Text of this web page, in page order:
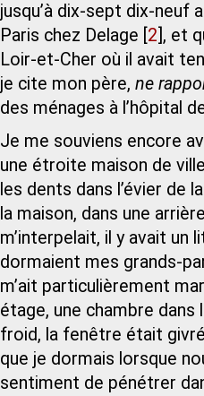
jusqu’à dix-sept dix-neuf
Paris chez Delage 2 , et
Loir‑et‑Cher où il avait
je cite mon père, ne
des ménages à l’hôpital
Je me souviens encore
une étroite maison de
les dents dans l’évier de
la maison, dans une
m’interpelait, il y avait un
dormaient mes grands-
m’ait particulièrement
étage, une chambre dans
froid, la fenêtre était
que je dormais lorsque
sentiment de pénétrer